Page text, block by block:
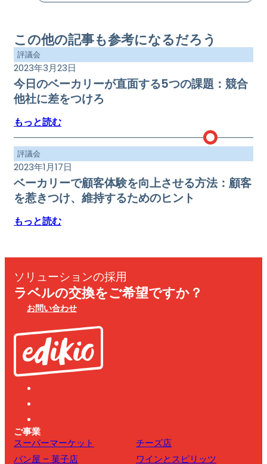
この他の記事も参考になるだろう
評議会
2023年3月23日
今日のベーカリーが直面する5つの課題：競合
他社に差をつけろ
もっと読む
評議会
2023年1月17日
ベーカリーで顧客体験を向上させる方法：顧客
を惹きつけ、維持するためのヒント
もっと読む
ソリューションの採用
ラベルの交換をご希望ですか？
お問い合わせ
ご事業
スーパーマーケット
チーズ店
パン屋 – 菓子店
ワインとスピリッツ